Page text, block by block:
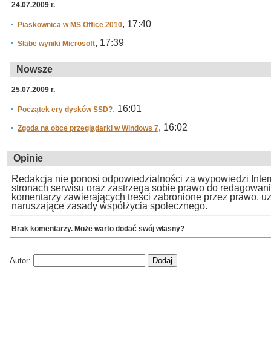
24.07.2009 r.
Piaskownica w MS Office 2010, 17:40
Słabe wyniki Microsoft, 17:39
Nowsze
25.07.2009 r.
Początek ery dysków SSD?, 16:01
Zgoda na obce przeglądarki w Windows 7, 16:02
Opinie
Redakcja nie ponosi odpowiedzialności za wypowiedzi
stronach serwisu oraz zastrzega sobie prawo do
komentarzy zawierających treści zabronione przez prawo,
naruszające zasady współżycia społecznego.
Brak komentarzy. Może warto dodać swój własny?
Autor: